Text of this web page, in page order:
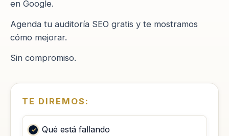
TE DIREMOS:
Qué está fallando
en Google.
Agenda tu auditoría SEO gratis y te mostramos
cómo mejorar.
Sin compromiso.